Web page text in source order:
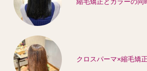
縮毛矯正とカラーの同
クロスパーマ×縮毛矯正